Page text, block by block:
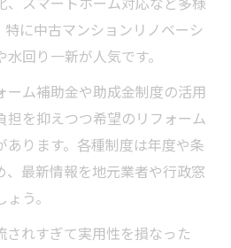
に中古マンションリノベーシ
回り一新が人気です。
ーム補助金や助成金制度の活用
担を抑えつつ希望のリフォーム
あります。各種制度は年度や条
、最新情報を地元業者や行政窓
う。
されすぎて実用性を損なった